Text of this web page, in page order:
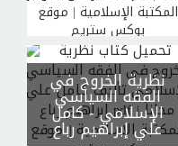
المكتبة الإسلامية | موقع
بوكس ستريم
نظرية الخروج في
الفقه السياسي
الإسلامي - كامل
علي إبراهيم رباع